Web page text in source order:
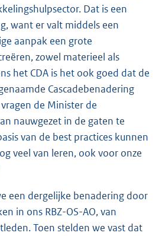
Dat is een
want er valt middels een
aanpak een grote
zowel materieel als
het CDA is het ook goed dat de
Cascadebenadering
de Minister de
nauwgezet in de gaten te
van de best practices kunnen
veel van leren, ook voor onze
een dergelijke benadering door
in ons RBZ-OS-AO, van
Toen stelden we vast dat